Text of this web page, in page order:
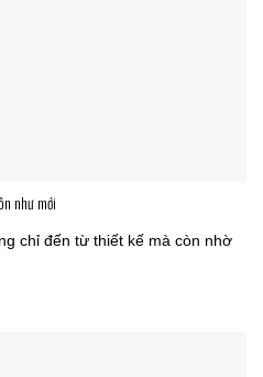
như mới
chỉ đến từ thiết kế mà còn nhờ